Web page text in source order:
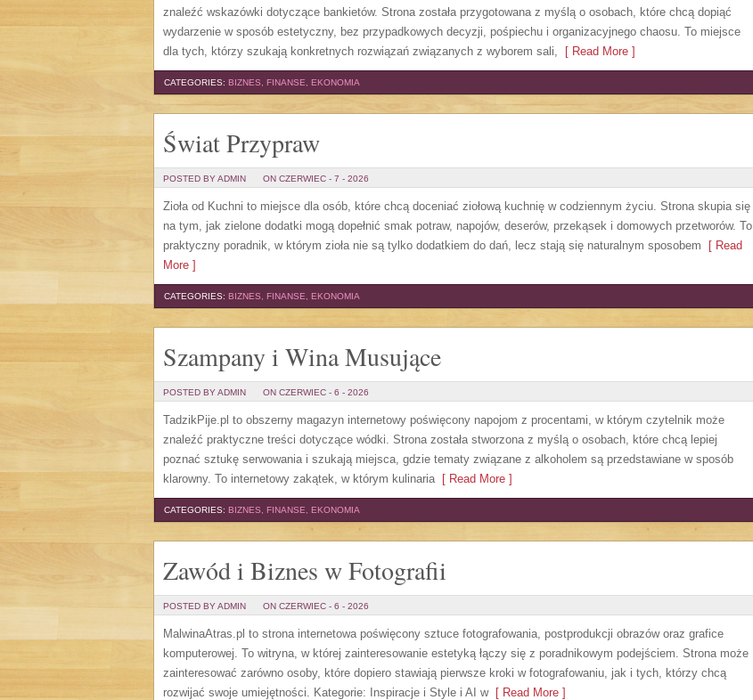
znaleźć wskazówki dotyczące bankietów. Strona została przygotowana z myślą o osobach, które chcą dopiąć
wydarzenie w sposób estetyczny, bez przypadkowych decyzji, pośpiechu i organizacyjnego chaosu. To miejsce
dla tych, którzy szukają konkretnych rozwiązań związanych z wyborem sali, [ Read More ]
CATEGORIES: BIZNES, FINANSE, EKONOMIA
Świat Przypraw
POSTED BY ADMIN ON CZERWIEC - 7 - 2026
Zioła od Kuchni to miejsce dla osób, które chcą doceniać ziołową kuchnię w codziennym życiu. Strona skupia się
na tym, jak zielone dodatki mogą dopełnić smak potraw, napojów, deserów, przekąsek i domowych przetworów. To
praktyczny poradnik, w którym zioła nie są tylko dodatkiem do dań, lecz stają się naturalnym sposobem [ Read
More ]
CATEGORIES: BIZNES, FINANSE, EKONOMIA
Szampany i Wina Musujące
POSTED BY ADMIN ON CZERWIEC - 6 - 2026
TadzikPije.pl to obszerny magazyn internetowy poświęcony napojom z procentami, w którym czytelnik może
znaleźć praktyczne treści dotyczące wódki. Strona została stworzona z myślą o osobach, które chcą lepiej
poznać sztukę serwowania i szukają miejsca, gdzie tematy związane z alkoholem są przedstawiane w sposób
klarowny. To internetowy zakątek, w którym kulinaria[ Read More ]
CATEGORIES: BIZNES, FINANSE, EKONOMIA
Zawód i Biznes w Fotografii
POSTED BY ADMIN ON CZERWIEC - 6 - 2026
MalwinaAtras.pl to strona internetowa poświęcony sztuce fotografowania, postprodukcji obrazów oraz grafice
komputerowej. To witryna, w której zainteresowanie estetyką łączy się z poradnikowym podejściem. Strona może
zainteresować zarówno osoby, które dopiero stawiają pierwsze kroki w fotografowaniu, jak i tych, którzy chcą
rozwijać swoje umiejętności. Kategorie: Inspiracje i Style i AI w[ Read More ]